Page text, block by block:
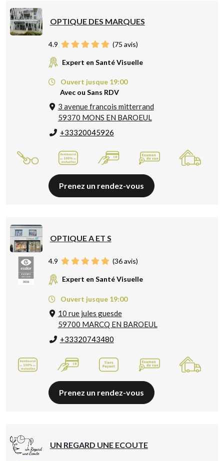
OPTIQUE DES MARQUES
4.9 (75 avis)
Expert en Santé Visuelle
Ouvert jusque 19:00
Avec ou Sans RDV
3 avenue francois mitterrand
59370 MONS EN BAROEUL
+33320045926
Prenez un rendez-vous
OPTIQUE A ET S
4.9 (36avis)
Expert en Santé Visuelle
Ouvert jusque 19:00
10 rue jules guesde
59700 MARCQ EN BAROEUL
+33320743480
Prenez un rendez-vous
UN REGARD UNE ECOUTE